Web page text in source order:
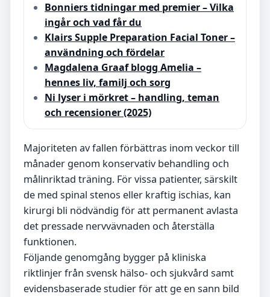
Bonniers tidningar med premier – Vilka
ingår och vad får du
Klairs Supple Preparation Facial Toner –
användning och fördelar
Magdalena Graaf blogg Amelia –
hennes liv, familj och sorg
Ni lyser i mörkret – handling, teman
och recensioner (2025)
Majoriteten av fallen förbättras inom veckor till
månader genom konservativ behandling och
målinriktad träning. För vissa patienter, särskilt
de med spinal stenos eller kraftig ischias, kan
kirurgi bli nödvändig för att permanent avlasta
det pressade nervvävnaden och återställa
funktionen.
Följande genomgång bygger på kliniska
riktlinjer från svensk hälso- och sjukvård samt
evidensbaserade studier för att ge en sann bild